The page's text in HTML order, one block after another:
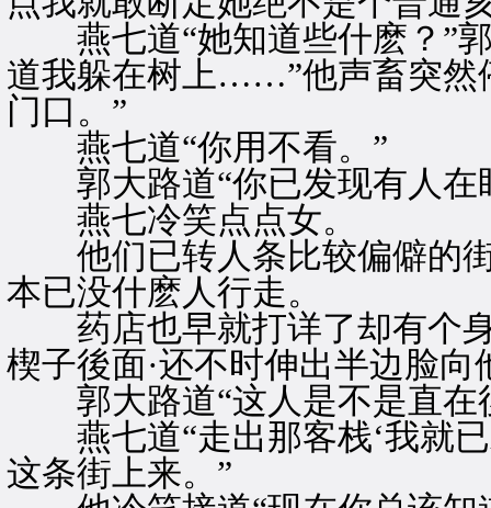
燕七道“她知道些什麽？”郭
道我躲在树上……”他声畜突然
门口。”
燕七道“你用不看。”
郭大路道“你已发现有人在
燕七冷笑点点女。
他们已转人条比较偏僻的街
本已没什麽人行走。
药店也早就打详了却有个身
楔子後面·还不时伸出半边脸向
郭大路道“这人是不是直在
燕七道“走出那客栈‘我就已
这条街上来。”